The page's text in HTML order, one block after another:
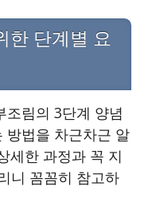
한 단계별 요
조림의 3단계 양념
방법을 차근차근 알
세한 과정과 꼭 지
니 꼼꼼히 참고하